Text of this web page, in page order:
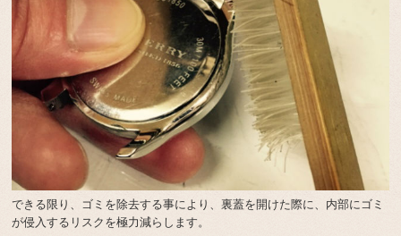
できる限り、ゴミを除去する事により、裏蓋を開けた際に、内部にゴミ
が侵入するリスクを極力減らします。